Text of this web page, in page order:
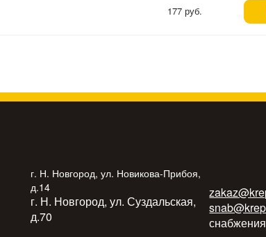
177 руб.
г. Н. Новгород, ул. Новикова-Прибоя,
д.14
г. Н. Новгород, ул. Суздальская,
д.70
снабжения